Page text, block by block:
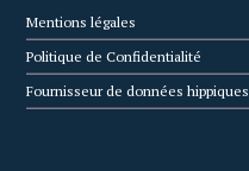
Mentions légales
Politique de Confidentialité
Fournisseur de données hippiques